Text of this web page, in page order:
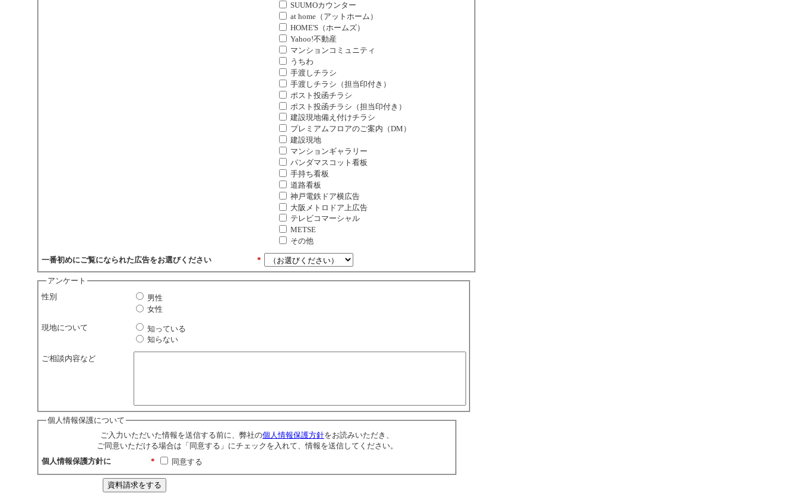
SUUMOカウンター
at home（アットホーム）
HOME'S（ホームズ）
Yahoo!不動産
マンションコミュニティ
うちわ
手渡しチラシ
手渡しチラシ（担当印付き）
ポスト投函チラシ
ポスト投函チラシ（担当印付き）
建設現地備え付けチラシ
プレミアムフロアのご案内（DM）
建設現地
マンションギャラリー
パンダマスコット看板
手持ち看板
道路看板
神戸電鉄ドア横広告
大阪メトロドア上広告
テレビコマーシャル
METSE
その他
*
一番初めにご覧になられた広告をお選びください
アンケート
性別
男性
女性
現地について
知っている
知らない
ご相談内容など
個人情報保護について
ご入力いただいた情報を送信する前に、弊社の個人情報保護方針をお読みいただき、
ご同意いただける場合は「同意する」にチェックを入れて、情報を送信してください。
*
個人情報保護方針に 同意する
資料請求をする